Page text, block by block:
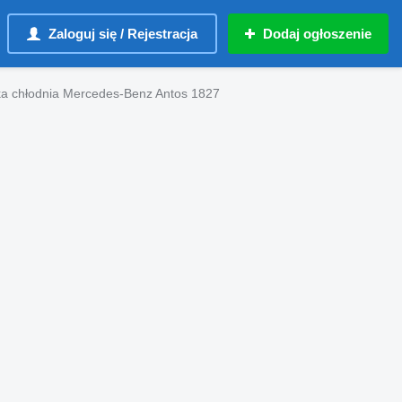
Zaloguj się / Rejestracja Dodaj ogłoszenie
chłodnia Mercedes-Benz Antos 1827